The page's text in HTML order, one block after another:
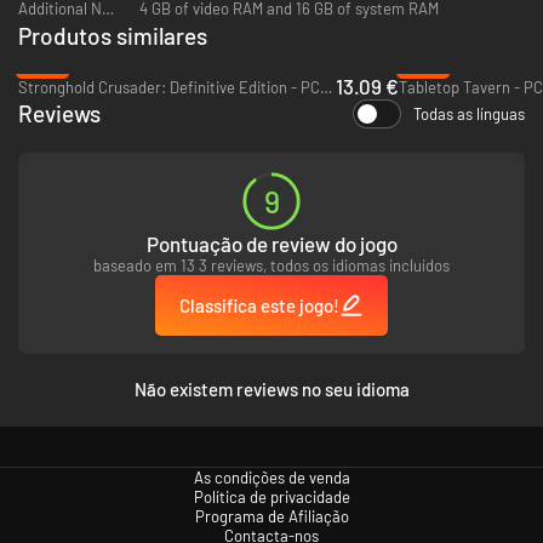
Additional Notes:
4 GB of video RAM and 16 GB of system RAM
Produtos similares
Stronghold Crusader: Definitive Edition - PC (Steam) 13.09 €Tabletop Tavern -
Reviews Todas as línguas
9
Pontuação de review do jogo
baseado em 13 3 reviews, todos os idiomas incluídos
Classifica este jogo!
Não existem reviews no seu idioma
As condições de venda
Política de privacidade
Programa de Afiliação
Contacta-nos